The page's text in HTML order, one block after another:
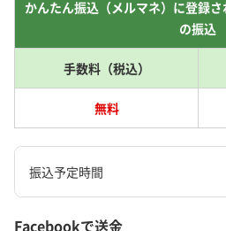
かんたん振込（メルマネ）に登録
の振込
手数料（税込）
無料
振込予定時間
Facebookで送金